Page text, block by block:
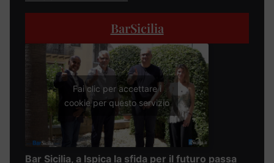
BarSicilia
Fai clic per accettare i
cookie per questo servizio
Bar Sicilia, a Ispica la sfida per il futuro passa